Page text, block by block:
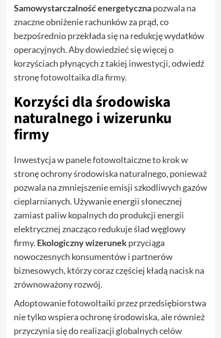
Samowystarczalność energetycznapozwala na
znaczne obniżenie rachunków za prąd, co
bezpośrednio przekłada się na redukcję wydatków
operacyjnych. Aby dowiedzieć się więcej o
korzyściach płynących z takiej inwestycji, odwiedź
stronęfotowoltaika dla firmy.
Korzyści dla środowiska
naturalnego i wizerunku
firmy
Inwestycja w panele fotowoltaiczne to krok w
stronę ochrony środowiska naturalnego, ponieważ
pozwala na zmniejszenie emisji szkodliwych gazów
cieplarnianych. Używanie energii słonecznej
zamiast paliw kopalnych do produkcji energii
elektrycznej znacząco redukuje ślad węglowy
firmy. Ekologiczny wizerunekprzyciąga
nowoczesnych konsumentów i partnerów
biznesowych, którzy coraz częściej kładą nacisk na
zrównoważony rozwój.
Adoptowanie fotowoltaiki przez przedsiębiorstwa
nie tylko wspiera ochronę środowiska, ale również
przyczynia się do realizacji globalnych celów